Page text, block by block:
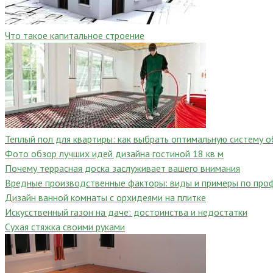
Что такое капитальное строение
Теплый пол для квартиры: как выбрать оптимальную систему
Фото обзор лучших идей дизайна гостиной 18 кв м
Почему террасная доска заслуживает вашего внимания
Вредные производственные факторы: виды и примеры по
Дизайн ванной комнаты с орхидеями на плитке
Искусственный газон на даче: достоинства и недостатки
Сухая стяжка своими руками